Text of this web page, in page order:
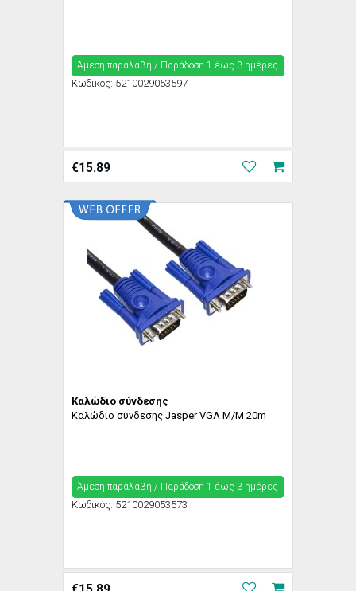
Άμεση παραλαβή / Παράδoση 1 έως 3 ημέρες
Κωδικός: 5210029053597
€15.89
Καλώδιο σύνδεσης
Καλώδιο σύνδεσης Jasper VGA M/M 20m
Άμεση παραλαβή / Παράδoση 1 έως 3 ημέρες
Κωδικός: 5210029053573